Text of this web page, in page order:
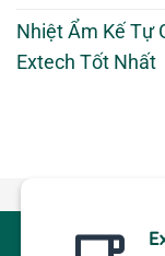
Nhiệt Ẩm Kế Tự
Extech Tốt Nhất